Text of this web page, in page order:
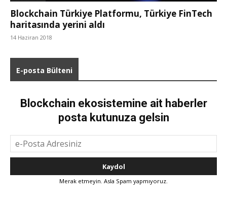
Blockchain Türkiye Platformu, Türkiye FinTech
haritasında yerini aldı
14 Haziran 2018
E-posta Bülteni
Blockchain ekosistemine ait haberler
posta kutunuza gelsin
Merak etmeyin. Asla Spam yapmıyoruz.